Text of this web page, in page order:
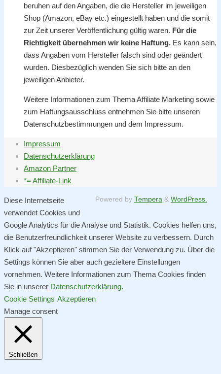
beruhen auf den Angaben, die die Hersteller im jeweiligen
Shop (Amazon, eBay etc.) eingestellt haben und die somit
zur Zeit unserer Veröffentlichung gültig waren. Für die
Richtigkeit übernehmen wir keine Haftung. Es kann sein,
dass Angaben vom Hersteller falsch sind oder geändert
wurden. Diesbezüglich wenden Sie sich bitte an den
jeweiligen Anbieter.
Weitere Informationen zum Thema Affiliate Marketing sowie
zum Haftungsausschluss entnehmen Sie bitte unseren
Datenschutzbestimmungen und dem Impressum.
Impressum
Datenschutzerklärung
Amazon Partner
*= Affiliate-Link
Powered by Tempera & WordPress.
Diese Internetseite
verwendet Cookies und
Google Analytics für die Analyse und Statistik. Cookies helfen uns,
die Benutzerfreundlichkeit unserer Website zu verbessern. Durch
Klick auf "Akzeptieren" stimmen Sie der Verwendung zu. Über die
Settings können Sie aber auch gezieltere Einstellungen
vornehmen. Weitere Informationen zum Thema Cookies finden
Sie in unserer Datenschutzerklärung.
Cookie Settings Akzeptieren
Manage consent
Schließen